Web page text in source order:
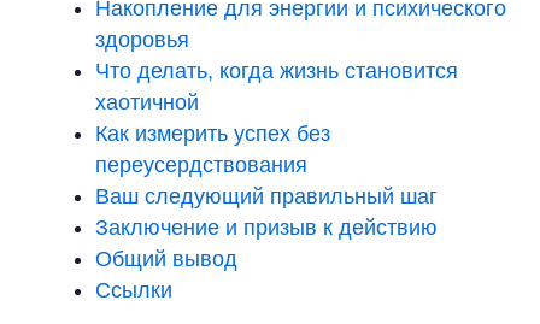
Накопление для энергии и психического
здоровья
Что делать, когда жизнь становится
хаотичной
Как измерить успех без
переусердствования
Ваш следующий правильный шаг
Заключение и призыв к действию
Общий вывод
Ссылки